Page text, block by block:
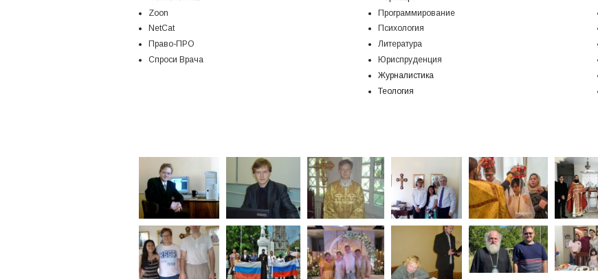
Zoon
NetCat
Право-ПРО
Спроси Врача
Программирование
Психология
Литература
Юриспруденция
Журналистика
Теология